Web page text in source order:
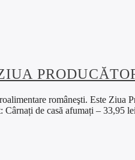
româneşti. Este
Cârnați de casă afumați –